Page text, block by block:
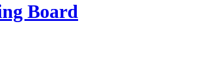
Board